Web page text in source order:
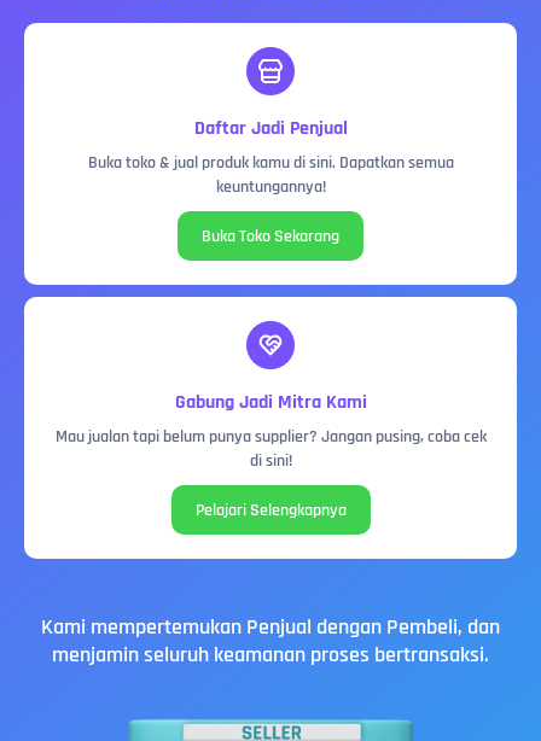
Daftar Jadi Penjual
Buka toko & jual produk kamu di sini. Dapatkan semua
keuntungannya!
Buka Toko Sekarang
Gabung Jadi Mitra Kami
Mau jualan tapi belum punya supplier? Jangan pusing, coba cek
di sini!
Pelajari Selengkapnya
Kami mempertemukan Penjual dengan Pembeli, dan
menjamin seluruh keamanan proses bertransaksi.